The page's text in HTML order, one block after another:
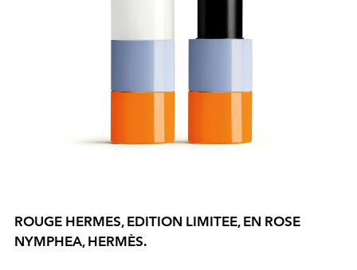
ROUGE HERMES, EDITION LIMITEE, EN ROSE
NYMPHEA, HERMÈS.